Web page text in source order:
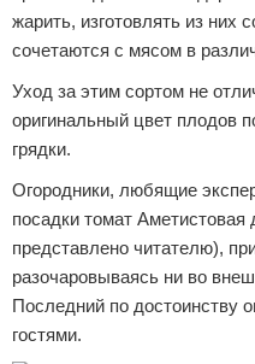
жарить, изготовлять из них
сочетаются с мясом в
Уход за этим сортом не
оригинальный цвет плодов
грядки.
Огородники, любящие
посадки томат Аметистовая
представлено читателю),
разочаровываясь ни во
Последний по достоинству
гостями.